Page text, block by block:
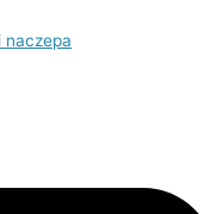
naczepa